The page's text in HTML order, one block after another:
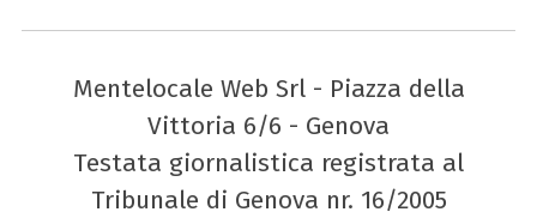
Mentelocale Web Srl - Piazza della
Vittoria 6/6 - Genova
Testata giornalistica registrata al
Tribunale di Genova nr. 16/2005